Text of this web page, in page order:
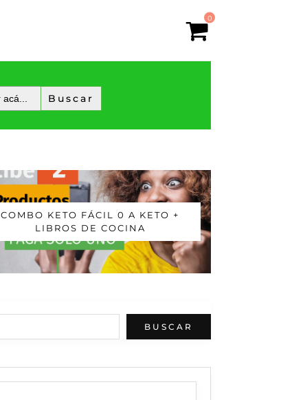
0
COMBO KETO FÁCIL 0 A KETO +
LIBROS DE COCINA
BUSCAR